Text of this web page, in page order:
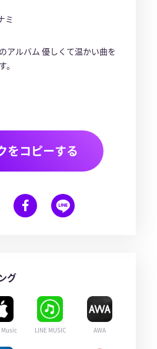
ミ
アルバム 優しくて温かい曲を
をコピーする
グ
LINE MUSIC AWA